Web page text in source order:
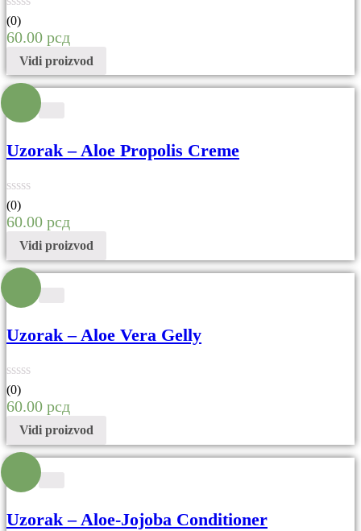
(0)
60.00 рсд
Vidi proizvod
Uzorak – Aloe Propolis Creme
(0)
60.00 рсд
Vidi proizvod
Uzorak – Aloe Vera Gelly
(0)
60.00 рсд
Vidi proizvod
Uzorak – Aloe-Jojoba Conditioner